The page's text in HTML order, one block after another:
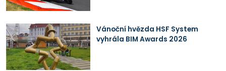
Vánoční hvězda HSF System
vyhrála BIM Awards 2026